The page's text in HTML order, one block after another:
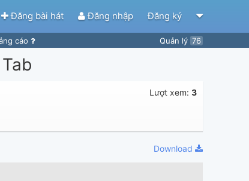
Đăng bài hát Đăng nhập Đăng ký
cáo Quản lý 76
Lượt xem: 3
Download